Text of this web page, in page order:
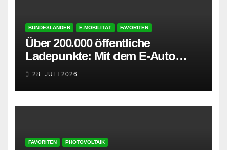
BUNDESLÄNDER E-MOBILITÄT FAVORITEN
Über 200.000 öffentliche
Ladepunkte: Mit dem E-Auto
entspannt in den Sommerurlaub
28. JULI 2026
FAVORITEN PHOTOVOLTAIK